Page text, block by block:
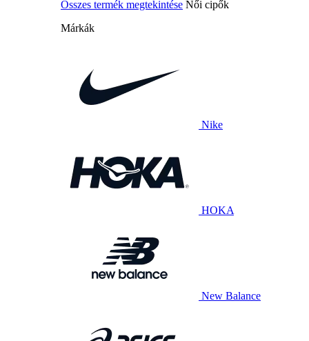
Összes termék megtekintése Női cipők
Márkák
Nike
HOKA
New Balance